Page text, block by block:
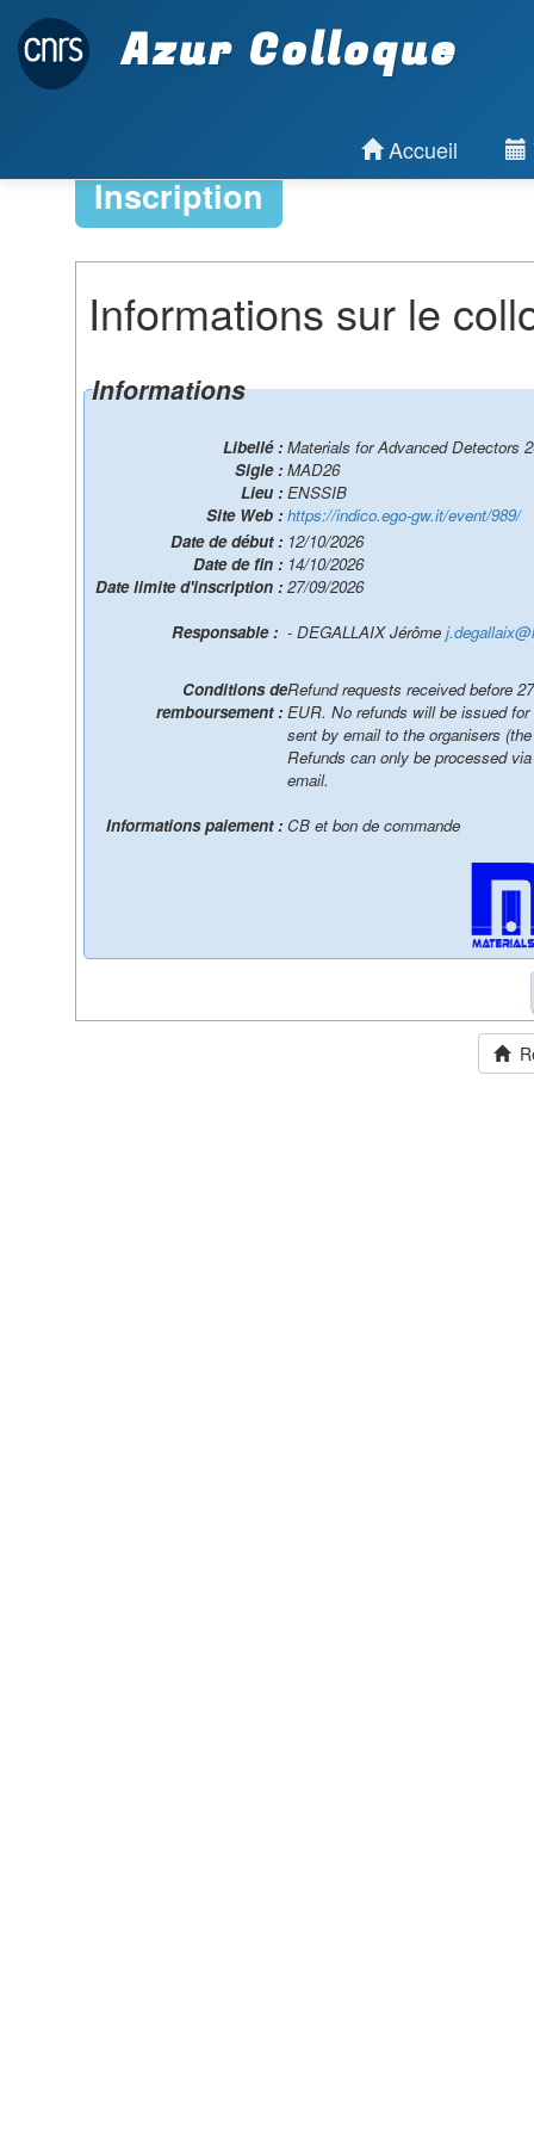
Azur Colloque
Accueil
Inscription
Informations sur le
Informations
Libellé : Materials for Advanced Detectors
Sigle : MAD26
Lieu : ENSSIB
Site Web : https://indico.ego-gw.it/event/989/
Date de début : 12/10/2026
Date de fin : 14/10/2026
Date limite d'inscription : 27/09/2026
- DEGALLAIX Jérôme
Conditions de
remboursement :
Refund requests received before
EUR. No refunds will be issued for
sent by email to the organisers
Refunds can only be processed
email.
Informations paiement : CB et bon de commande